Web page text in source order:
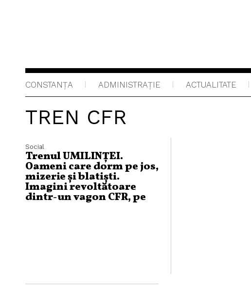
CONSTANȚA ADMINISTRAŢIE ACTUALITATE
TREN CFR
Social
Trenul UMILINȚEI.
Oameni care dorm pe jos,
mizerie și blatiști.
Imagini revoltătoare
dintr-un vagon CFR, pe